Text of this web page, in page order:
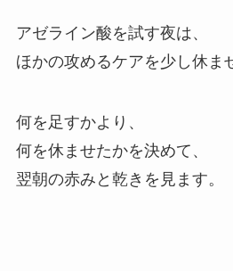
アゼライン酸を試す夜は、
ほかの攻めるケアを少し休ま
何を足すかより、
何を休ませたかを決めて、
翌朝の赤みと乾きを見ます。